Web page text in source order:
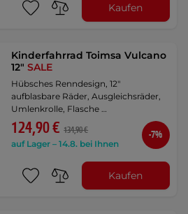
Kaufen
Kinderfahrrad Toimsa Vulcano
12"SALE
Hübsches Renndesign, 12"
aufblasbare Räder, Ausgleichsräder,
Umlenkrolle, Flasche …
124,90 € 134,90 €
auf Lager – 14.8. bei Ihnen
-7%
Kaufen